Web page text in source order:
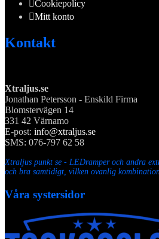
Cookiepolicy
Mitt konto
Kontakt
Xtraljus.se
Jonathan Petersson - Enskild Firma
Blomstervägen 14
331 42 Värnamo
E-post: info@xtraljus.se
SMS: 076-797 62 58
Xtraljus punkt se - LEDramper och andra
och bra samtidigt, vilken ovanlig
Våra systersidor